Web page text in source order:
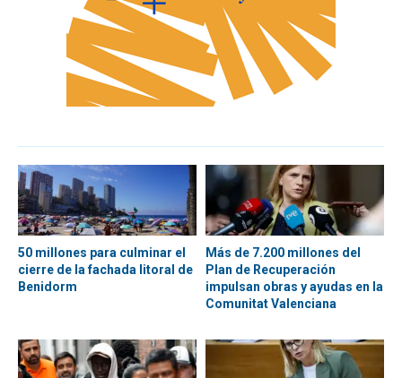
50 millones para culminar el
cierre de la fachada litoral de
Benidorm
Más de 7.200 millones del
Plan de Recuperación
impulsan obras y ayudas en la
Comunitat Valenciana